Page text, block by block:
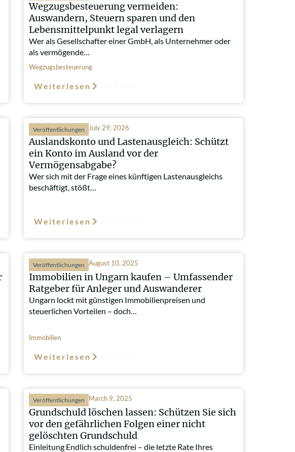
Wegzugsbesteuerung vermeiden:
Auswandern, Steuern sparen und den
Lebensmittelpunkt legal verlagern
Wer als Gesellschafter einer GmbH, als Unternehmer oder
als vermögende…
Wegzugsbesteuerung
Weiterlesen
Veröffentlichungen July 29, 2026
Auslandskonto und Lastenausgleich: Schützt
ein Konto im Ausland vor der
Vermögensabgabe?
Wer sich mit der Frage eines künftigen Lastenausgleichs
beschäftigt, stößt…
Weiterlesen
Veröffentlichungen August 10, 2025
Immobilien in Ungarn kaufen – Umfassender
Ratgeber für Anleger und Auswanderer
Ungarn lockt mit günstigen Immobilienpreisen und
steuerlichen Vorteilen – doch…
Immobilien
Weiterlesen
Veröffentlichungen March 9, 2025
Grundschuld löschen lassen: Schützen Sie sich
vor den gefährlichen Folgen einer nicht
gelöschten Grundschuld
Einleitung Endlich schuldenfrei – die letzte Rate Ihres